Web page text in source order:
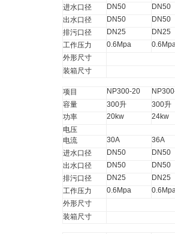
进水口径
DN50
DN50
出水口径
DN50
DN50
排污口径
DN25
DN25
工作压力
0.6Mpa
外形尺寸
装箱尺寸
项目 NP300-20
容量
300升 300升
功率
20kw
24kw
电压
电流
30A
36A
进水口径
DN50
DN50
出水口径
DN50
DN50
排污口径
DN25
DN25
工作压力
0.6Mpa
外形尺寸
装箱尺寸